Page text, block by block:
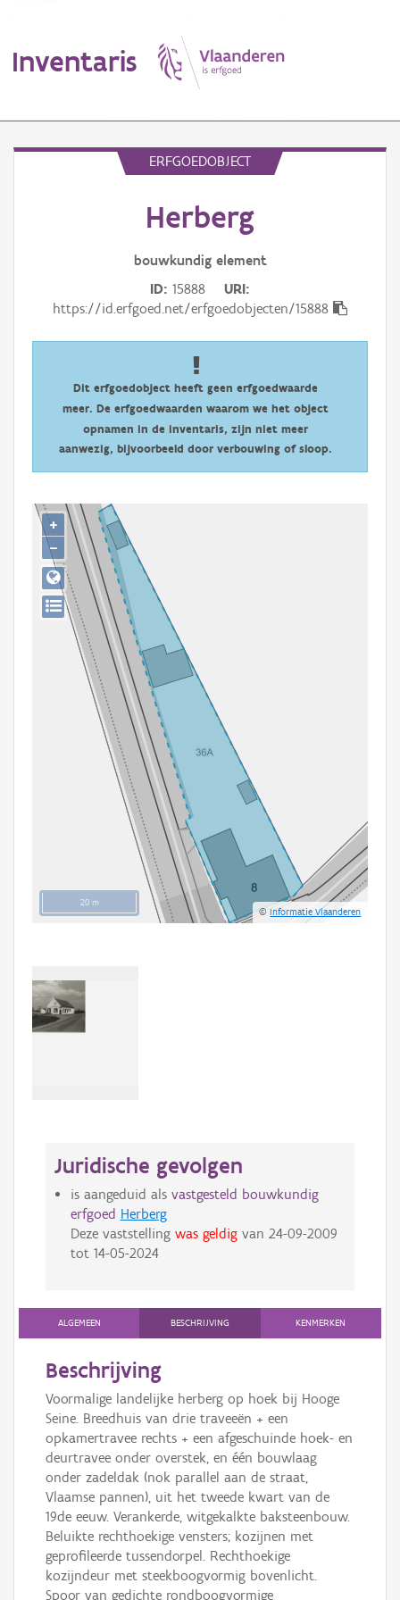
Inventaris
Persoon of collectief
Downloads
Aanmelden
ERFGOEDOBJECT
Herberg
bouwkundig element
ID 15888
URI
https://id.erfgoed.net/erfgoedobjecten/15888
Dit erfgoedobject heeft geen erfgoedwaarde
meer. De erfgoedwaarden waarom we het object
opnamen in de inventaris, zijn niet meer
aanwezig, bijvoorbeeld door verbouwing of sloop.
20 m
©Informatie Vlaanderen
+
−
Juridische gevolgen
is aangeduid als vastgesteld bouwkundig
erfgoed Herberg
Deze vaststelling was geldigvan 24-09-2009
tot 14-05-2024
ALGEMEEN BESCHRIJVING KENMERKEN
Beschrijving
Voormalige landelijke herberg op hoek bij Hooge
Seine. Breedhuis van drie traveeën + een
opkamertravee rechts + een afgeschuinde hoek- en
deurtravee onder overstek, en één bouwlaag
onder zadeldak (nok parallel aan de straat,
Vlaamse pannen), uit het tweede kwart van de
19de eeuw. Verankerde, witgekalkte baksteenbouw.
Beluikte rechthoekige vensters; kozijnen met
geprofileerde tussendorpel. Rechthoekige
kozijndeur met steekboogvormig bovenlicht.
Spoor van gedichte rondboogvormige